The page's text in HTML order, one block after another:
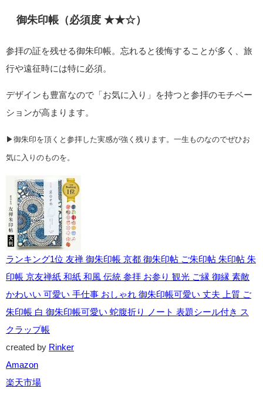
御朱印帳（必須度 ★★☆）
参拝の証を残せる御朱印帳。忘れると後悔することが多く、旅
行や遠征時には特に必須。
デザインも豊富なので「お気に入り」を持つと参拝のモチベー
ションが高まります。
▶御朱印を頂くと参拝した実感が強く残ります。一生ものなのでぜひお
気に入りのものを。
ランキング1位 友禅 御朱印帳 京都 御朱印帖 ご朱印帖 朱印帖 朱
印帳 京友禅紙 和紙 和風 伝統 参拝 お参り 観光 ご縁 御縁 素敵
かわいい 可愛い 手仕事 おしゃれ 御朱印帳可愛い 丈夫 上質 ご
朱印帳 白 御朱印帳可愛い 蛇腹折り ノート 表題シール付き ス
クラップ帳
created by Rinker
Amazon
楽天市場